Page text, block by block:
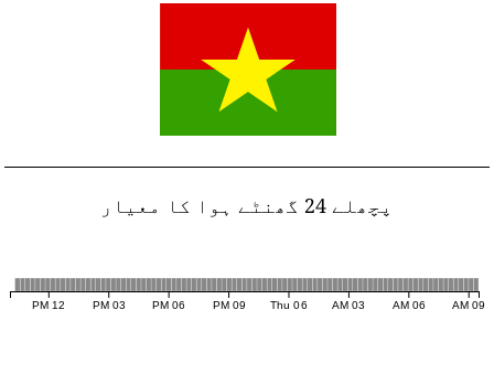
پچھلے 24 گھنٹے ہوا کا معیار
12 PM 03 PM 06 PM 09 PM Thu 06 03 AM 06 AM 09 AM